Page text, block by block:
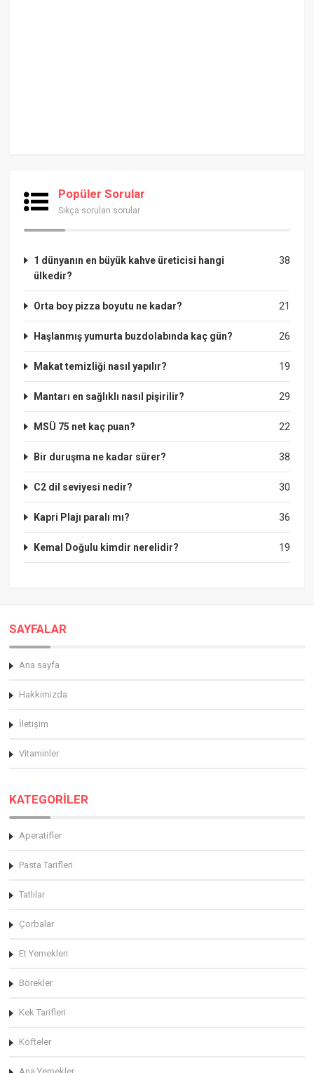
Popüler Sorular
Sıkça sorulan sorular
38
1 dünyanın en büyük kahve üreticisi hangi
ülkedir?
21
Orta boy pizza boyutu ne kadar?
26
Haşlanmış yumurta buzdolabında kaç gün?
19
Makat temizliği nasıl yapılır?
29
Mantarı en sağlıklı nasıl pişirilir?
22
MSÜ 75 net kaç puan?
38
Bir duruşma ne kadar sürer?
30
C2 dil seviyesi nedir?
36
Kapri Plajı paralı mı?
19
Kemal Doğulu kimdir nerelidir?
SAYFALAR
Ana sayfa
Hakkimizda
İletişim
Vitaminler
KATEGORİLER
Aperatifler
Pasta Tarifleri
Tatlılar
Çorbalar
Et Yemekleri
Börekler
Kek Tarifleri
Köfteler